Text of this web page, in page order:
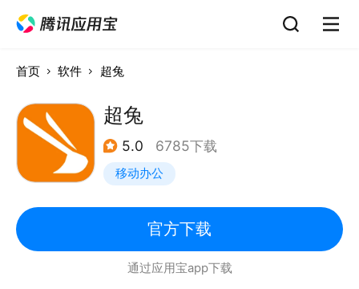
首页 软件 超兔
超兔
5.0 6785下载
移动办公
官方下载
通过应用宝app下载